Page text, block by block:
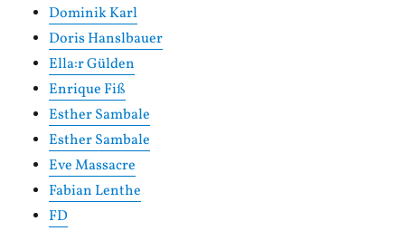
Dominik Karl
Doris Hanslbauer
Ella:r Gülden
Enrique Fiß
Esther Sambale
Esther Sambale
Eve Massacre
Fabian Lenthe
FD